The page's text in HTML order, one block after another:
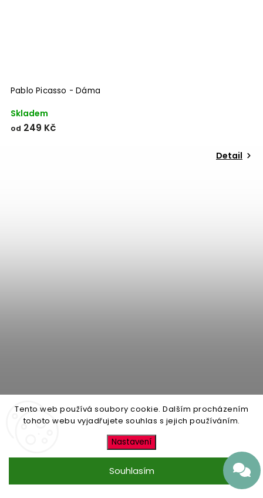
Tento web používá soubory cookie. Dalším procházením
tohoto webu vyjadřujete souhlas s jejich používáním.
Nastavení
Souhlasím
Pablo Picasso - Dáma
Skladem
od 249 Kč
Detail
Skladem